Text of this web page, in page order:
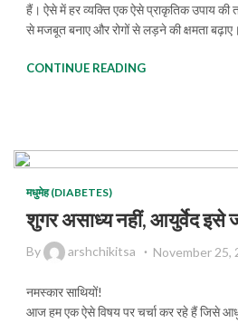
हैं। ऐसे में हर व्यक्ति एक ऐसे प्राकृतिक उपाय की
से मजबूत बनाए और रोगों से लड़ने की क्षमता बढ़ाए।
CONTINUE READING
मधुमेह (DIABETES)
शुगर असाध्य नहीं, आयुर्वेद इसे
By arshchikitsa November 25,
नमस्कार साथियों!
आज हम एक ऐसे विषय पर चर्चा कर रहे हैं जिसे